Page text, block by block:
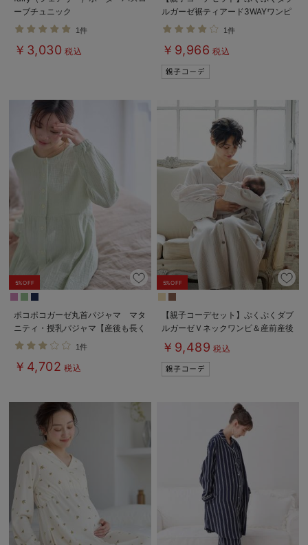
ーブチュニック
1件
￥3,030 税込
ルガーゼ裾ティアード3WAYワンピ
ース＆産前産後使えるレギンスパジ
ャマ&2wayオール 出産準備 ギ
フト マタニティ・産後
1件
￥9,966 税込
5%OFF
ポコポコガーゼ丸首パジャマ マタ
ニティ・授乳パジャマ【産後も長く
着れる】INUJIRUSHI（イヌジル
1件
￥4,702 税込
5%OFF
【親子コーデセット】ぷくぷくダブ
ルガーゼＶネックワンピ＆産前産後
使えるレギンスパジャマ&2wayオ
ール 出産準備 ギフト マタニテ
ィ・産後
￥9,489 税込